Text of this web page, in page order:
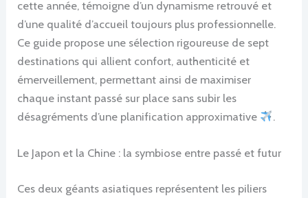
cette année, témoigne d’un dynamisme retrouvé et
d’une qualité d’accueil toujours plus professionnelle.
Ce guide propose une sélection rigoureuse de sept
destinations qui allient confort, authenticité et
émerveillement, permettant ainsi de maximiser
chaque instant passé sur place sans subir les
désagréments d’une planification approximative
.
Le Japon et la Chine : la symbiose entre passé et futur
Ces deux géants asiatiques représentent les piliers